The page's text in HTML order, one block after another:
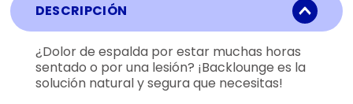
DESCRIPCIÓN
¿Dolor de espalda por estar muchas horas
sentado o por una lesión? ¡Backlounge es la
solución natural y segura que necesitas!